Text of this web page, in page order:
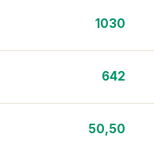
1030
642
50,50